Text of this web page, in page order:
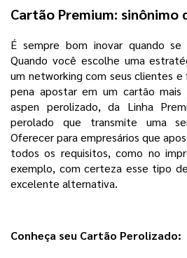
Cartão Premium: sinônimo
É sempre bom inovar quando
Quando você escolhe uma
um networking com seus clientes
pena apostar em um cartão mais
aspen perolizado, da Linha
perolado que transmite uma
Oferecer para empresários que
todos os requisitos, como no
exemplo, com certeza esse tipo
excelente alternativa.
Conheça seu Cartão Perolizado: